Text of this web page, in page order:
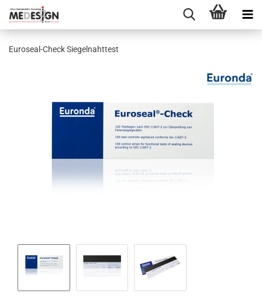
Euroseal-​Check Sie­gel­naht­test